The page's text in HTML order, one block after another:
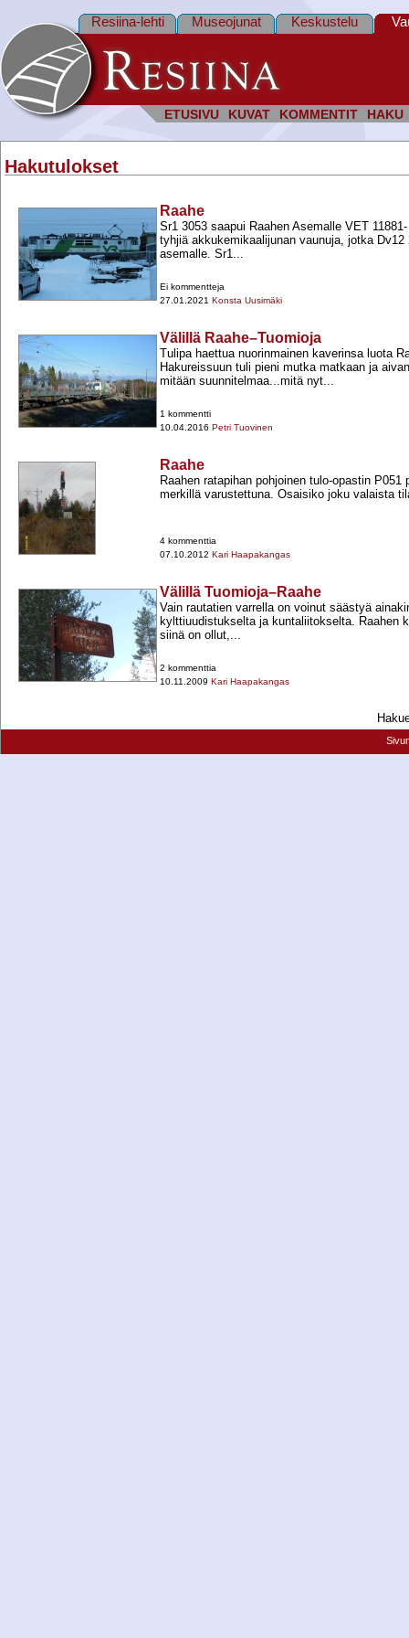
ETUSIVU KUVAT KOMMENTIT HAKU
Resiina-lehti Museojunat Keskustelu
Hakutulokset
Raahe
Sr1 3053 saapui Raahen Asemalle VET
tyhjiä akkukemikaalijunan vaunuja, jotka Dv12
asemalle. Sr1...
Ei kommentteja
27.01.2021 Konsta Uusimäki
Välillä Raahe–Tuomioja
Tulipa haettua nuorinmainen kaverinsa luota
Hakureissuun tuli pieni mutka matkaan ja
mitään suunnitelmaa...mitä nyt...
1 kommentti
10.04.2016 Petri Tuovinen
Raahe
Raahen ratapihan pohjoinen tulo-​opastin P051
merkillä varustettuna. Osaisiko joku valaista
4 kommenttia
07.10.2012 Kari Haapakangas
Välillä Tuomioja–Raahe
Vain rautatien varrella on voinut säästyä
kylttiuudistukselta ja kuntaliitokselta. Raahen
siinä on ollut,...
2 kommenttia
10.11.2009 Kari Haapakangas